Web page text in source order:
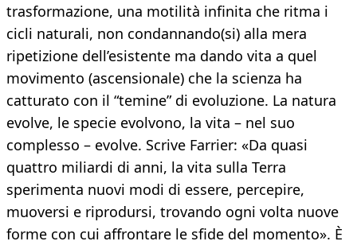
trasformazione, una motilità infinita che ritma i
cicli naturali, non condannando(si) alla mera
ripetizione dell’esistente ma dando vita a quel
movimento (ascensionale) che la scienza ha
catturato con il “temine” di evoluzione. La natura
evolve, le specie evolvono, la vita – nel suo
complesso – evolve. Scrive Farrier: «Da quasi
quattro miliardi di anni, la vita sulla Terra
sperimenta nuovi modi di essere, percepire,
muoversi e riprodursi, trovando ogni volta nuove
forme con cui affrontare le sfide del momento». È